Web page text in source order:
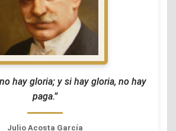
hay gloria; y si hay gloria, no hay
paga.”
Julio Acosta García